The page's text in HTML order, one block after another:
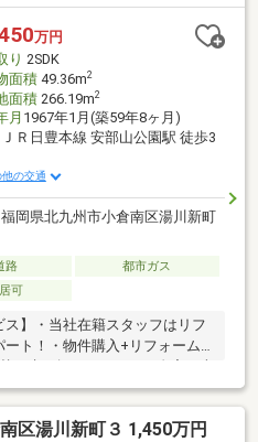
万円
り 2SDK
面積49.36m2
面積266.19m2
月 1967年1月(築59年8ヶ月)
ＪＲ日豊本線 安部山公園駅 徒歩3
他の交通
福岡県北九州市小倉南区湯川新町
路
都市ガス
可
ス】・当社在籍スタッフはリフ
ト！・物件購入+リフォーム
ん査定も無料です♪
区湯川新町３ 1,450万円